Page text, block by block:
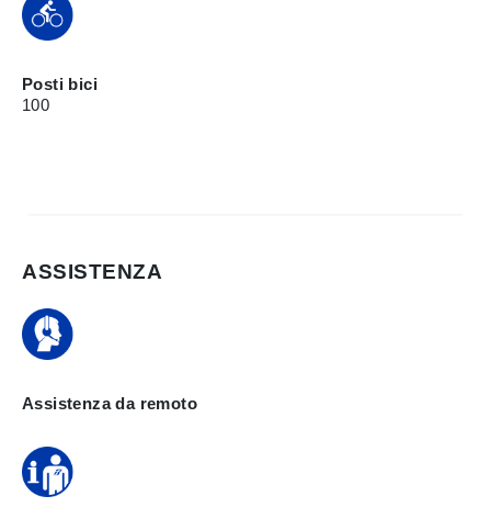
Posti bici
100
ASSISTENZA
Assistenza da remoto